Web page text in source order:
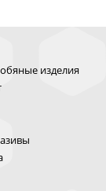
изделия